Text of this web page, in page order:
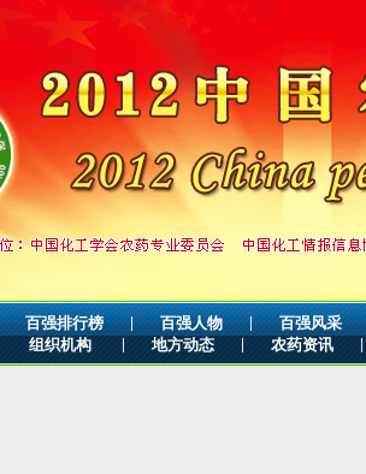
百强排行榜 | 百强人物 |
百强风采
组织机构 | 地方动态 | 农药资讯 |